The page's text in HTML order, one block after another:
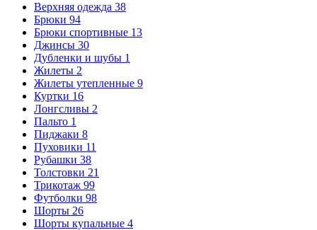
Верхняя одежда 38
Брюки 94
Брюки спортивные 13
Джинсы 30
Дубленки и шубы 1
Жилеты 2
Жилеты утепленные 9
Куртки 16
Лонгсливы 2
Пальто 1
Пиджаки 8
Пуховики 11
Рубашки 38
Толстовки 21
Трикотаж 99
Футболки 98
Шорты 26
Шорты купальные 4